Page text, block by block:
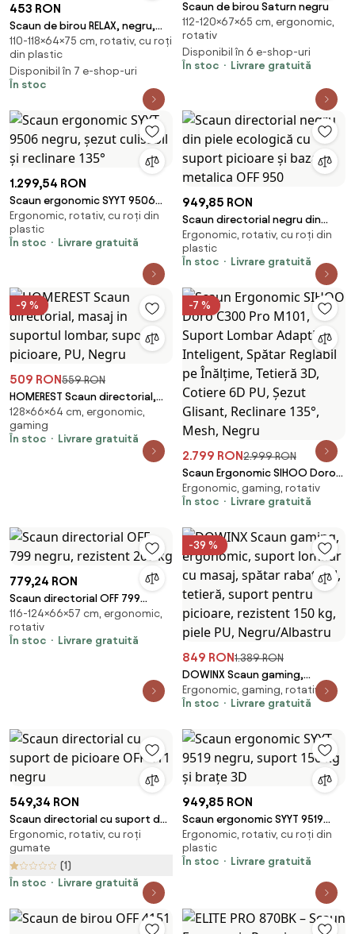
453 RON
Scaun de birou RELAX, negru,
piele ecologica, 64x75x110/118
cm
110-118×64×75 cm, rotativ, cu roți
din plastic
Disponibil în 7 e-shop-uri
În stoc
Scaun de birou Saturn negru
112-120×67×65 cm, ergonomic,
rotativ
Disponibil în 6 e-shop-uri
În stoc
Livrare gratuită
1.299,54 RON
Scaun ergonomic SYYT 9506
negru, șezut culisabil și
reclinare 135°
Ergonomic, rotativ, cu roți din
plastic
În stoc
Livrare gratuită
949,85 RON
Scaun directorial negru din
piele ecologică cu suport
picioare și baza metalica OFF
950
Ergonomic, rotativ, cu roți din
plastic
În stoc
Livrare gratuită
-9 %
509 RON559 RON
HOMEREST Scaun directorial,
masaj in suportul lombar,
suport picioare, PU, Negru
128×66×64 cm, ergonomic,
gaming
În stoc
Livrare gratuită
-7 %
2.799 RON2.999 RON
Scaun Ergonomic SIHOO Doro
C300 Pro M101, Suport Lombar
Adaptiv Inteligent, Spătar
Cotiere 6D PU, Șezut Glisant,
Reclinare 135°, Mesh, Negru
Ergonomic, gaming, rotativ
În stoc
Livrare gratuită
779,24 RON
Scaun directorial OFF 799
negru, rezistent 200 kg
116-124×66×57 cm, ergonomic,
rotativ
În stoc
Livrare gratuită
-39 %
849 RON1.389 RON
DOWINX Scaun gaming,
ergonomic, suport lombar cu
masaj, spătar rabatabil,
rezistent 150 kg, piele PU,
Negru/Albastru
Ergonomic, gaming, rotativ
În stoc
Livrare gratuită
549,34 RON
Scaun directorial cu suport de
picioare OFF 411 negru
Ergonomic, rotativ, cu roți
gumate
(1)
În stoc
Livrare gratuită
949,85 RON
Scaun ergonomic SYYT 9519
negru, suport 150 kg și brațe
3D
Ergonomic, rotativ, cu roți din
plastic
În stoc
Livrare gratuită